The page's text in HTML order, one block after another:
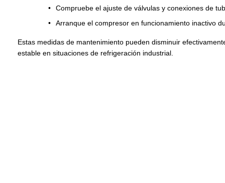
Compruebe el ajuste de válvulas y conexiones de
Arranque el compresor en funcionamiento inactivo
Estas medidas de mantenimiento pueden disminuir
estable en situaciones de refrigeración industrial.